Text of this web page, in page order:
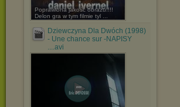
Poprawiona jakość obrazu!!!!
Delon gra w tym filmie tyl ...
Dziewczyna Dla Dwóch (1998)
- Une chance sur -NAPISY
....avi